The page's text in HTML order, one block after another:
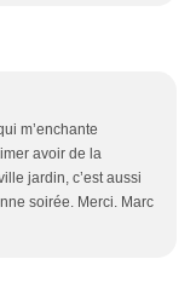
m’enchante
avoir de la
jardin, c’est aussi
soirée. Merci. Marc